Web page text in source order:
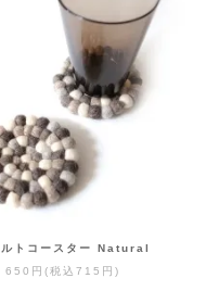
ルトコースター Natural
650円(税込715円)